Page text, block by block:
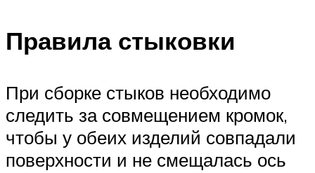
Правила стыковки
При сборке стыков необходимо
следить за совмещением кромок,
чтобы у обеих изделий совпадали
поверхности и не смещалась ось